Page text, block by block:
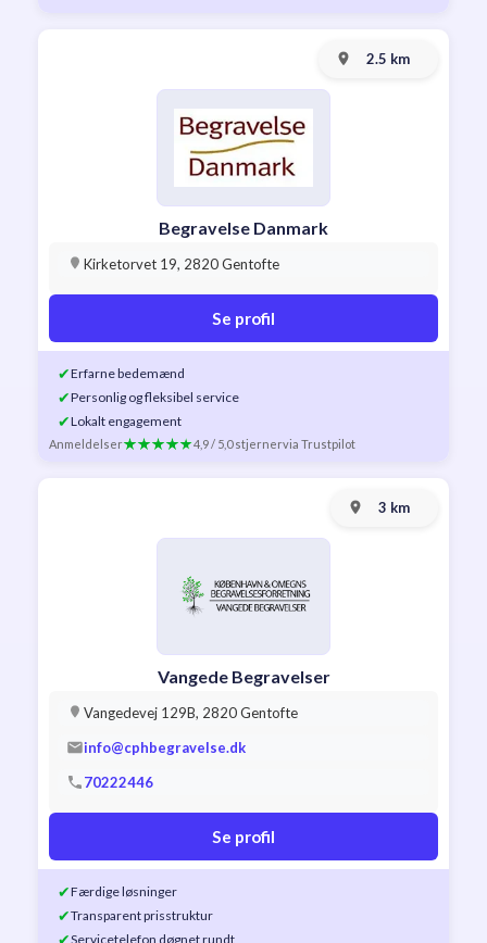
2.5 km
Begravelse Danmark
Kirketorvet 19, 2820 Gentofte
Se profil
✔Erfarne bedemænd
✔Personlig og fleksibel service
✔Lokalt engagement
Anmeldelser 4,9 / 5,0 stjernervia Trustpilot
3 km
Vangede Begravelser
Vangedevej 129B, 2820 Gentofte
info@cphbegravelse.dk
70222446
Se profil
✔Færdige løsninger
✔Transparent prisstruktur
✔Servicetelefon døgnet rundt